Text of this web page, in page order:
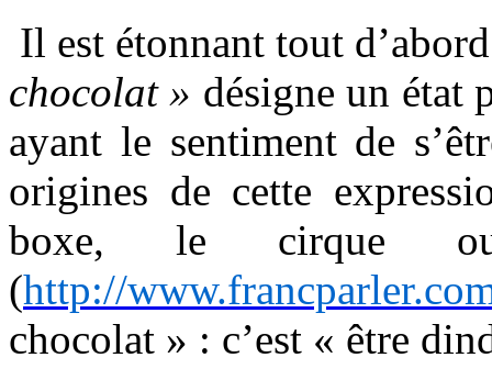
Il est étonnant tout
chocolat » désigne un état
ayant le sentiment de
origines de cette
boxe, le cirque
(http://
chocolat » : c’est « être